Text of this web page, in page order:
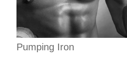
Pumping Iron